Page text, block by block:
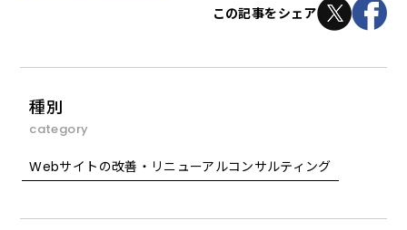
この記事をシェア
種別
category
Webサイトの改善・リニューアルコンサルティング